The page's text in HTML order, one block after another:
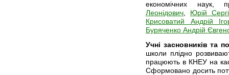
економічних наук,
Леонідович,
Юрій
Крисоватий Андрій
Буряченко Андрій
Учні засновників та
школи плідно
працюють в КНЕУ на
Сформовано досить